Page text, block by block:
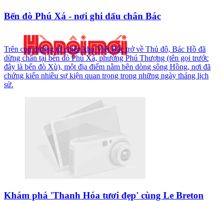
Bến đò Phú Xá - nơi ghi dấu chân Bác
Trên con đường từ chiến khu Việt Bắc trở về Thủ đô, Bác Hồ đã
dừng chân tại bến đò Phú Xá, phường Phú Thượng (tên gọi trước
đây là bến đò Xù), một địa điểm nằm bên dòng sông Hồng, nơi đã
chứng kiến nhiều sự kiện quan trọng trong những ngày tháng lịch
sử.
Khám phá 'Thanh Hóa tươi đẹp' cùng Le Breton